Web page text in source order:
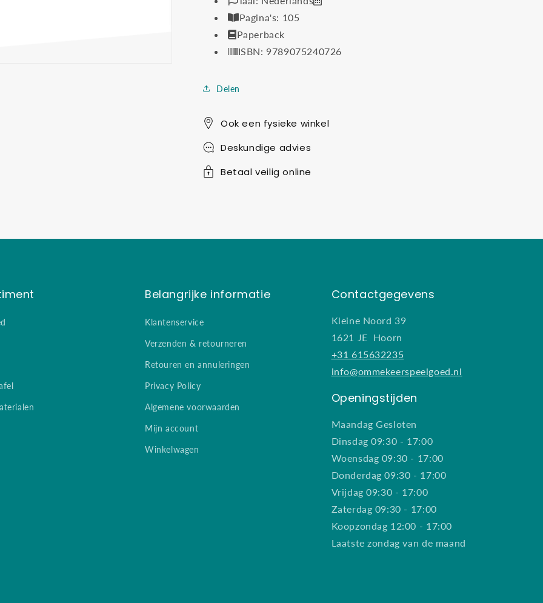
Pagina's: 105
Paperback
ISBN: 9789075240726
Delen
Ook een fysieke winkel
Deskundige advies
Betaal veilig online
Belangrijke informatie
Klantenservice
Verzenden & retourneren
Retouren en annuleringen
Privacy Policy
Algemene voorwaarden
Mijn account
Winkelwagen
Contactgegevens
Kleine Noord 39
1621 JE Hoorn
+31 615632235
info@ommekeerspeelgoed.nl
Openingstijden
Maandag Gesloten
Dinsdag 09:30 - 17:00
Woensdag 09:30 - 17:00
Donderdag 09:30 - 17:00
Vrijdag 09:30 - 17:00
Zaterdag 09:30 - 17:00
Koopzondag 12:00 - 17:00
Laatste zondag van de maand